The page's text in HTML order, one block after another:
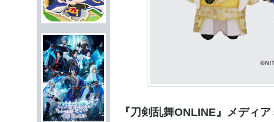
『刀剣乱舞ONLINE』メディ